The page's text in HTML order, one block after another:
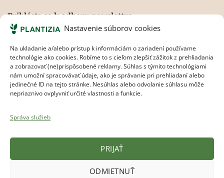
Nastavenie súborov cookies
Na ukladanie a/alebo prístup k informáciám o zariadení používame
technológie ako cookies. Robíme to s cieľom zlepšiť zážitok z prehliadania
a zobrazovať (ne)prispôsobené reklamy. Súhlas s týmito technológiami
nám umožní spracovávať údaje, ako je správanie pri prehliadaní alebo
jedinečné ID na tejto stránke. Nesúhlas alebo odvolanie súhlasu môže
nepriaznivo ovplyvniť určité vlastnosti a funkcie.
Správa služieb
PRIJAŤ
ODMIETNUŤ
Prihláste sa k odberu newslettra
Súhlasím spravidlami ochrany osobných údajov.
Plantizia.cz